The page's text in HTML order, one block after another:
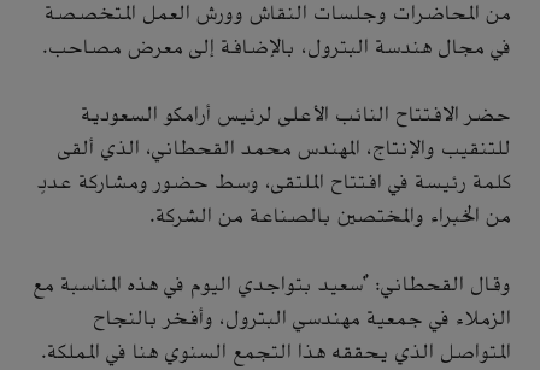
من المحاضرات وجلسات النقاش وورش العمل المتخصصة
في مجال هندسة البترول، بالإضافة إلى معرض مصاحب.
حضر الافتتاح النائب الأعلى لرئيس أرامكو السعودية
للتنقيب والإنتاج، المهندس محمد القحطاني، الذي ألقى
كلمة رئيسة في افتتاح الملتقى، وسط حضور ومشاركة عددٍ
من الخبراء والمختصين بالصناعة من الشركة.
وقال القحطاني: "سعيد بتواجدي اليوم في هذه المناسبة مع
الزملاء في جمعية مهندسي البترول، وأفخر بالنجاح
المتواصل الذي يحققه هذا التجمع السنوي هنا في المملكة.